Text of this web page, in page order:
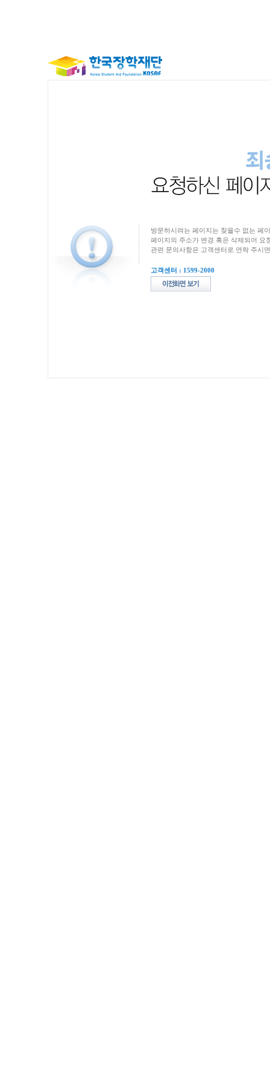
방문하시려는 페이지는 찾을수 없는 페
페이지의 주소가 변경 혹은 삭제되어 요
관련 문의사항은 고객센터로 연락 주시
고객센터 : 1599-2000